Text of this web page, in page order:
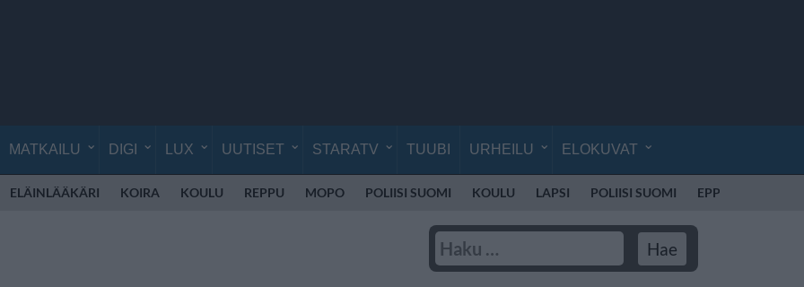
MATKAILU DIGI LUX UUTISET STARATV TUUBI URHEILU ELOKUVAT
ELÄINLÄÄKÄRI KOIRA KOULU REPPU MOPO POLIISI SUOMI KOULU LAPSI POLIISI SUOMI EPPU NORMAALI